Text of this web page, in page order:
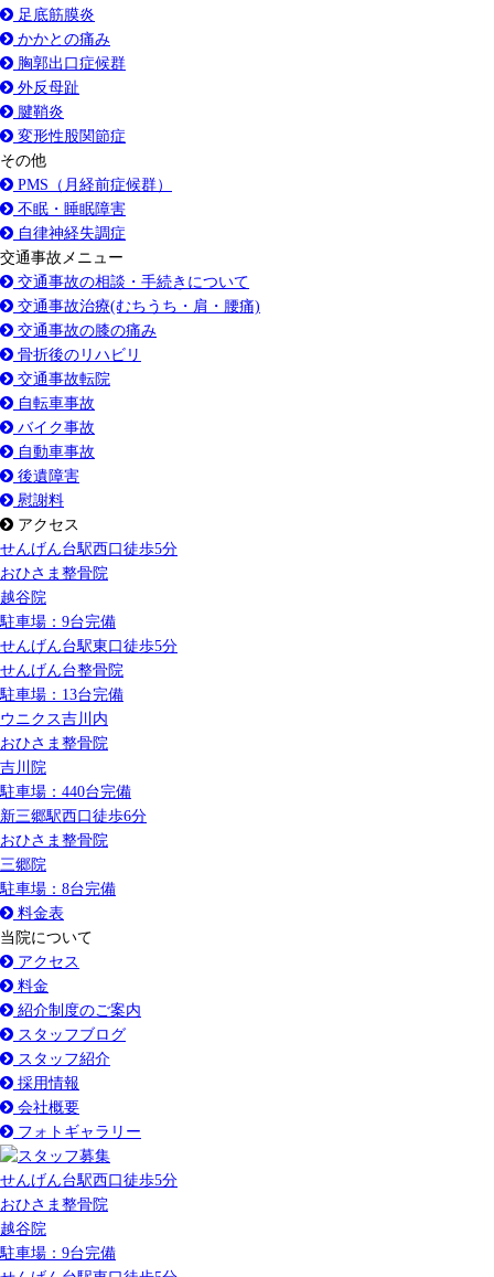
足底筋膜炎
かかとの痛み
胸郭出口症候群
外反母趾
腱鞘炎
変形性股関節症
その他
PMS（月経前症候群）
不眠・睡眠障害
自律神経失調症
交通事故メニュー
交通事故の相談・手続きについて
交通事故治療(むちうち・肩・腰痛)
交通事故の膝の痛み
骨折後のリハビリ
交通事故転院
自転車事故
バイク事故
自動車事故
後遺障害
慰謝料
アクセス
せんげん台駅西口 徒歩5分
おひさま整骨院
越谷院
駐車場：9台完備
せんげん台駅東口 徒歩5分
せんげん台整骨院
駐車場：13台完備
ウニクス吉川内
おひさま整骨院
吉川院
駐車場：440台完備
新三郷駅西口 徒歩6分
おひさま整骨院
三郷院
駐車場：8台完備
料金表
当院について
アクセス
料金
紹介制度のご案内
スタッフブログ
スタッフ紹介
採用情報
会社概要
フォトギャラリー
せんげん台駅西口 徒歩5分
おひさま整骨院
越谷院
駐車場：9台完備